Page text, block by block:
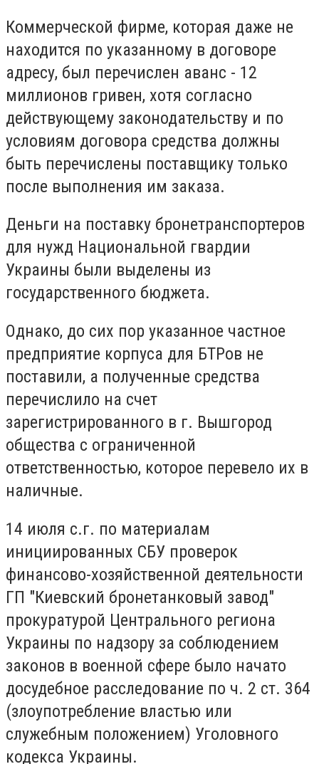
Коммерческой фирме, которая даже не
находится по указанному в договоре
адресу, был перечислен аванс - 12
миллионов гривен, хотя согласно
действующему законодательству и по
условиям договора средства должны
быть перечислены поставщику только
после выполнения им заказа.
Деньги на поставку бронетранспортеров
для нужд Национальной гвардии
Украины были выделены из
государственного бюджета.
Однако, до сих пор указанное частное
предприятие корпуса для БТРов не
поставили, а полученные средства
перечислило на счет
зарегистрированного в г. Вышгород
общества с ограниченной
ответственностью, которое перевело их в
наличные.
14 июля с.г. по материалам
инициированных СБУ проверок
финансово-хозяйственной деятельности
ГП "Киевский бронетанковый завод"
прокуратурой Центрального региона
Украины по надзору за соблюдением
законов в военной сфере было начато
досудебное расследование по ч. 2 ст. 364
(злоупотребление властью или
служебным положением) Уголовного
кодекса Украины.